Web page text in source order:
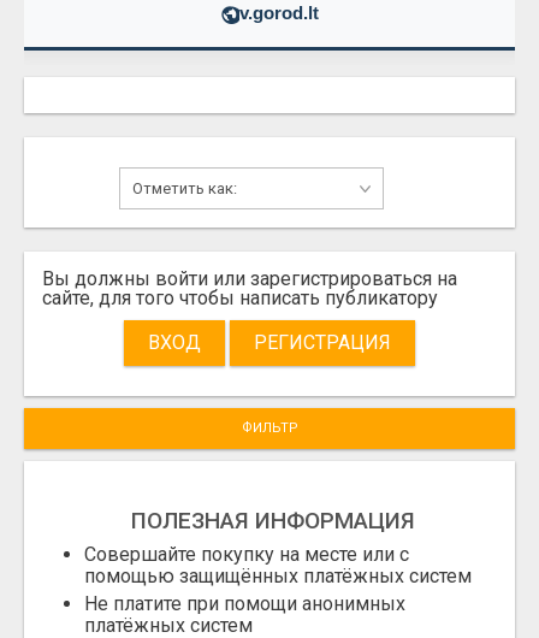
v.gorod.lt
Вы должны войти или зарегистрироваться на
сайте, для того чтобы написать публикатору
ВХОД
РЕГИСТРАЦИЯ
ФИЛЬТР
ПОЛЕЗНАЯ ИНФОРМАЦИЯ
Совершайте покупку на месте или с
помощью защищённых платёжных систем
Не платите при помощи анонимных
платёжных систем